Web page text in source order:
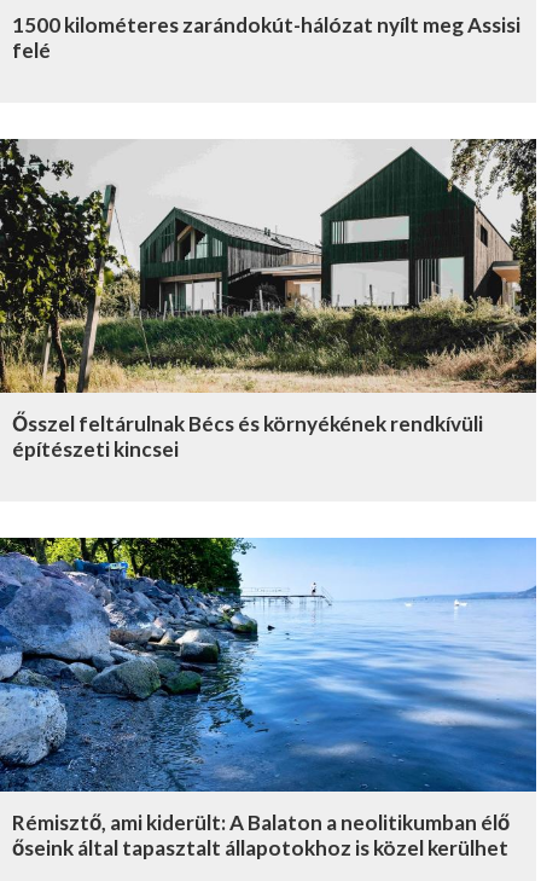
1500 kilométeres zarándokút-hálózat nyílt meg Assisi
felé
Ősszel feltárulnak Bécs és környékének rendkívüli
építészeti kincsei
Rémisztő, ami kiderült: A Balaton a neolitikumban élő
őseink által tapasztalt állapotokhoz is közel kerülhet